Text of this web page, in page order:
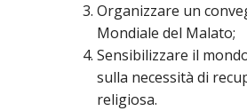
Organizzare un
Mondiale del Malato;
Sensibilizzare il
sulla necessità di
religiosa.